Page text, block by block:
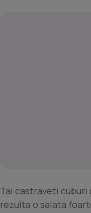
Tai castraveti cuburi
rezulta o salata